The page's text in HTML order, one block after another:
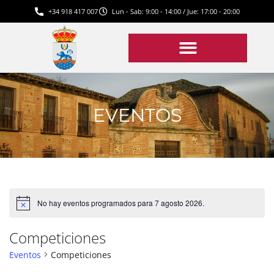
+34 918 417 007 Lun - Sab: 9:00 - 14:00 / Jue: 17:00 - 20:00
EVENTOS
Aviso No hay eventos programados para 7 agosto 2026.
Competiciones
Eventos Competiciones